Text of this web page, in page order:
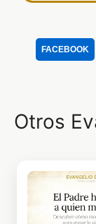
FACEBOOK
Otros